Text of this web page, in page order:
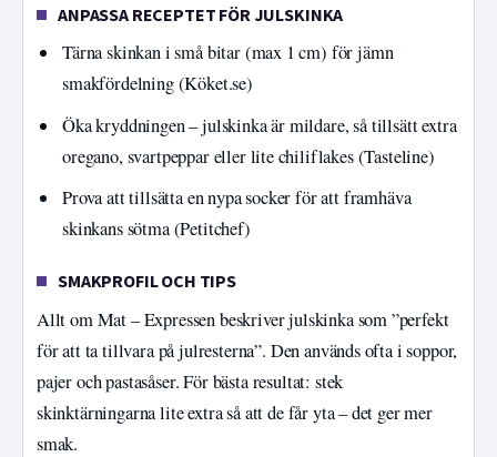
ANPASSA RECEPTET FÖR JULSKINKA
Tärna skinkan i små bitar (max 1 cm) för jämn
smakfördelning (Köket.se)
Öka kryddningen – julskinka är mildare, så tillsätt extra
oregano, svartpeppar eller lite chiliflakes (Tasteline)
Prova att tillsätta en nypa socker för att framhäva
skinkans sötma (Petitchef)
SMAKPROFIL OCH TIPS
Allt om Mat – Expressen beskriver julskinka som ”perfekt
för att ta tillvara på julresterna”. Den används ofta i soppor,
pajer och pastasåser. För bästa resultat: stek
skinktärningarna lite extra så att de får yta – det ger mer
smak.